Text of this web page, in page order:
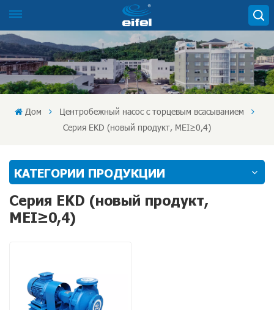
Дом
Центробежный насос с торцевым всасыванием
Серия EKD (новый продукт, MEI≥0,4)
КАТЕГОРИИ ПРОДУКЦИИ
Серия EKD (новый продукт,
MEI≥0,4)